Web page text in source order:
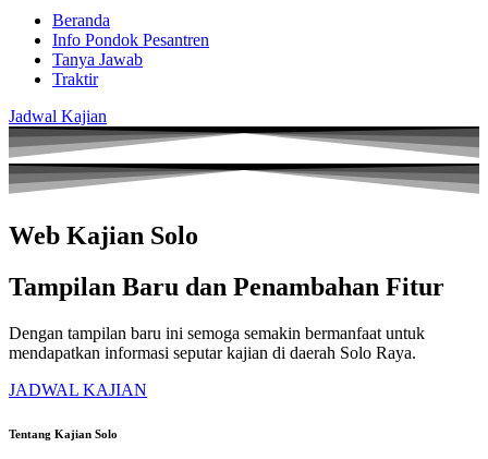
Beranda
Info Pondok Pesantren
Tanya Jawab
Traktir
Jadwal Kajian
Web Kajian Solo
Tampilan Baru dan Penambahan Fitur
Dengan tampilan baru ini semoga semakin bermanfaat untuk
mendapatkan informasi seputar kajian di daerah Solo Raya.
JADWAL KAJIAN
Tentang Kajian Solo